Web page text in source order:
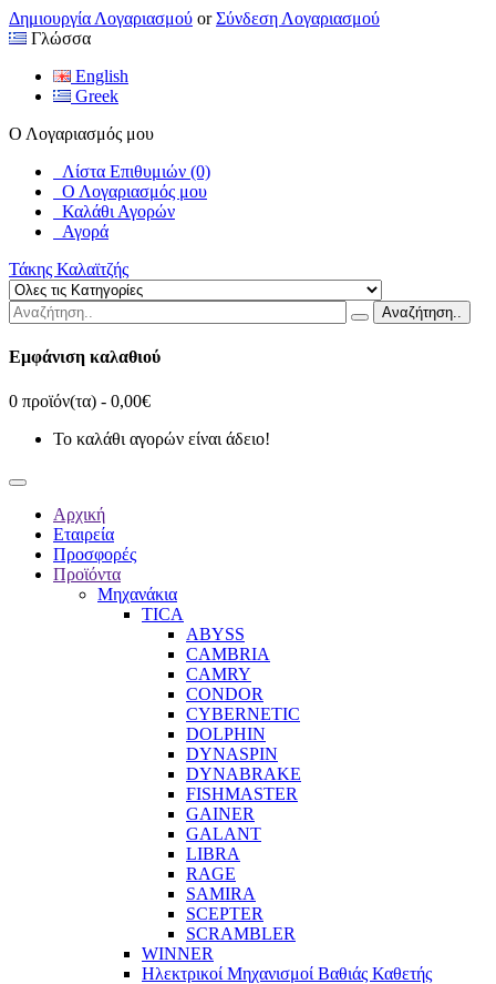
Δημιουργία Λογαριασμού orΣύνδεση Λογαριασμού
Γλώσσα
English
Greek
Ο Λογαριασμός μου
Λίστα Επιθυμιών (0)
Ο Λογαριασμός μου
Καλάθι Αγορών
Αγορά
Τάκης Καλαϊτζής
Αναζήτηση..
Εμφάνιση καλαθιού
0 προϊόν(τα) - 0,00€
Το καλάθι αγορών είναι άδειο!
Αρχική
Εταιρεία
Προσφορές
Προϊόντα
Μηχανάκια
TICA
ABYSS
CAMBRIA
CAMRY
CONDOR
CYBERNETIC
DOLPHIN
DYNASPIN
DYNABRAKE
FISHMASTER
GAINER
GALANT
LIBRA
RAGE
SAMIRA
SCEPTER
SCRAMBLER
WINNER
Ηλεκτρικοί Μηχανισμοί Βαθιάς Καθετής